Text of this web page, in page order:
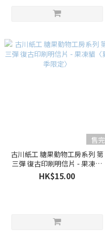
售完
古川紙工 糖果動物工房系列 第
三彈 復古印刷明信片 - 果凍貓
〈夏季限定〉
HK$15.00